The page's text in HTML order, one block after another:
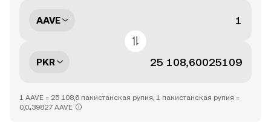
AAVE
PKR
1 AAVE = 25 108,6 пакистанская рупия, 1 пакистанская рупия =
0,0₄39827 AAVE